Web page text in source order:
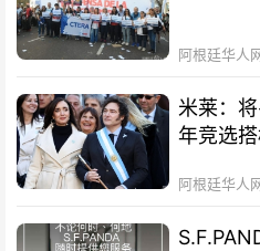
阿根廷华人
米莱：
年竞选
阿根廷华人